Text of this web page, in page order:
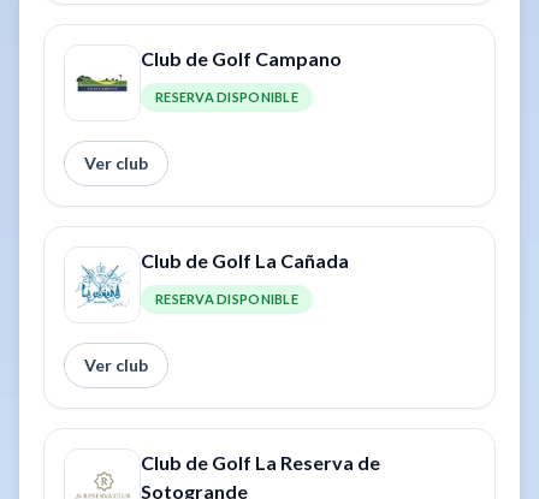
Club de Golf Campano
RESERVA DISPONIBLE
Ver club
Club de Golf La Cañada
RESERVA DISPONIBLE
Ver club
Club de Golf La Reserva de
Sotogrande